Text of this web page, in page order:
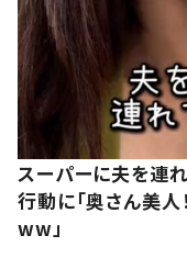
スーパーに夫を連
行動に「奥さん美人
ww」